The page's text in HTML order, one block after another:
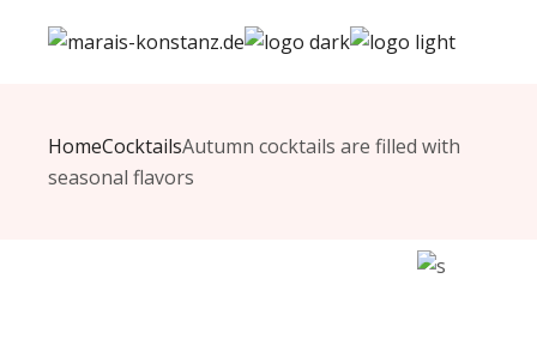
HomeCocktailsAutumn cocktails are filled with
seasonal flavors